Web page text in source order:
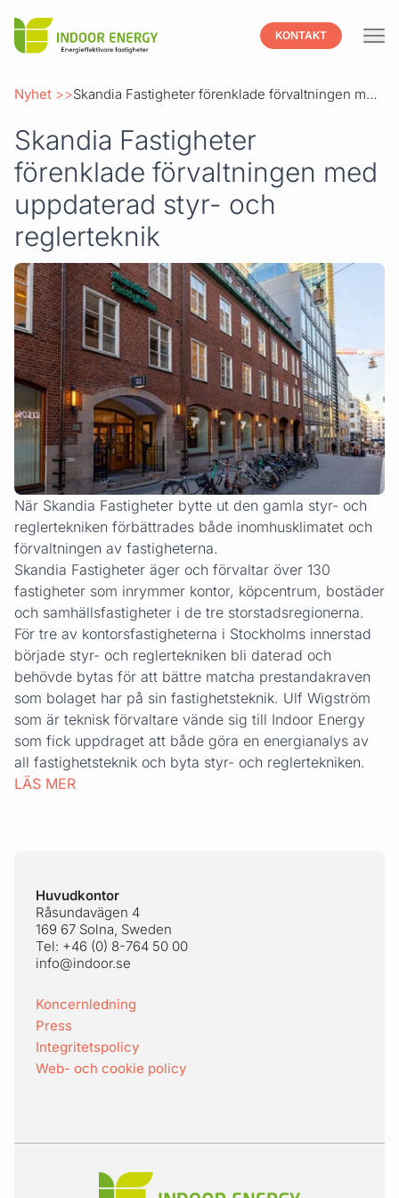
Indoor KONTAKT
Nyhet Skandia Fastigheter förenklade förvaltningen med uppdaterad styr- och reglerteknik
Skandia Fastigheter
förenklade förvaltningen med
uppdaterad styr- och
reglerteknik
När Skandia Fastigheter bytte ut den gamla styr- och
reglertekniken förbättrades både inomhusklimatet och
förvaltningen av fastigheterna.
Skandia Fastigheter äger och förvaltar över 130
fastigheter som inrymmer kontor, köpcentrum, bostäder
och samhällsfastigheter i de tre storstadsregionerna.
För tre av kontorsfastigheterna i Stockholms innerstad
började styr- och reglertekniken bli daterad och
behövde bytas för att bättre matcha prestandakraven
som bolaget har på sin fastighetsteknik. Ulf Wigström
som är teknisk förvaltare vände sig till Indoor Energy
som fick uppdraget att både göra en energianalys av
all fastighetsteknik och byta styr- och reglertekniken.
LÄS MER
Huvudkontor
Råsundavägen 4
169 67 Solna, Sweden
Tel: +46 (0) 8-764 50 00
info@indoor.se
Koncernledning
Press
Integritetspolicy
Web- och cookie policy